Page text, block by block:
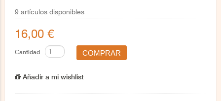
9 artículos disponibles
16,00 €
Cantidad
Añadir a mi wishlist